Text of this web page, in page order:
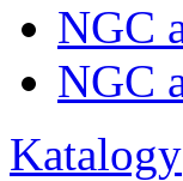
NGC
NGC
Katalogy